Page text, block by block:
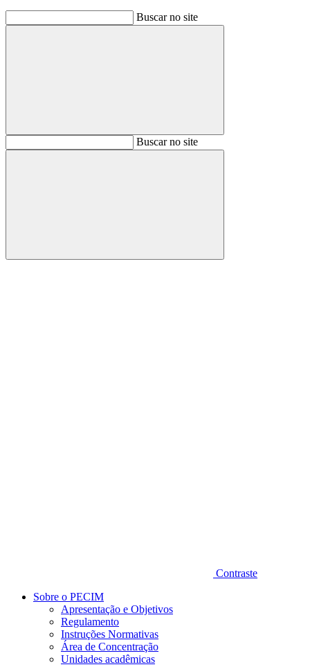
Buscar no site
BuscarBuscar no site
Buscar
Contraste
Sobre o PECIM
Apresentação e Objetivos
Regulamento
Instruções Normativas
Área de Concentração
Unidades acadêmicas